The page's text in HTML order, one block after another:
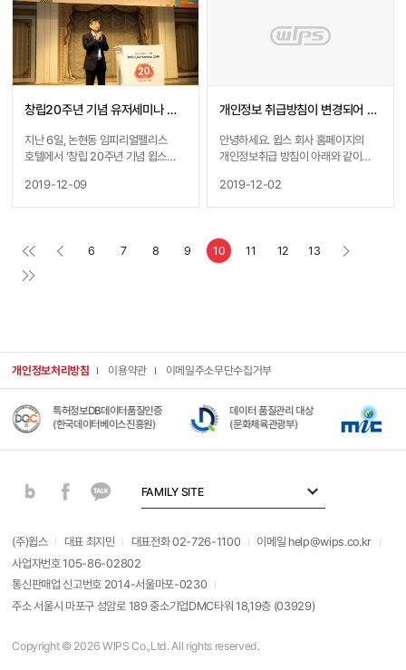
공유하는 자리입니다.올 해 행사는
코로나19로 인하여 시간대 별로
인원을 나누어 사전 참가신청을
접수하였고, 입장 시 발열체크, 마스크
착용 등 사회적 거리두기를 준수하며
진행되었습니다.안전을 위해 더 많은
분들을 초대하지 못한 점 양해해
업그레이드 된 모습으로, 업무에 큰
도움이 될 수 있는 행사로 찾아 뵙도록
내용은 윕스 블로그 아이디어 놀이터
특허관리시스템의 불편한 점을 해소할
수 있습니다. 더욱 자세한 내용은 윕스
ter/222392260675
창립20주년 기념 유저세미나 개최
지난 6일, 논현동 임피리얼팰리스
호텔에서 ‘창립 20주년 기념 윕스
유저세미나는 올 한해 윕스의
자리입니다. 특히 올해는 창립
20주년을 맞이하여 보다 많은 분들을
생각합니다. 앞으로도 저희 윕스는
고객 여러분들이 보내주신 응원과
성원에 힘입어, 보다 나은 서비스를
제공할 수 있도록 항상 발전해나가는
모습 보여드리겠습니다. 감사합니다.
*더욱 자세한 내용은 윕스 블로그
아이디어 놀이터
ster/221736121610) 에서
확인하실 수 있습니다.
2019-12-09
개인정보 취급방침이 변경되어 안내드립니다.
안녕하세요. 윕스 회사 홈페이지의
개인정보취급 방침이 아래와 같이
4조. 개인정보 처리위탁 [변경 전] -
상담 서비스 - 개인정보 이용기간 :
회원탈퇴시 혹은 위탁계약 종료시까지
회사는 홈페이지를 통해서 언제든지
등록되어 있는 고객의 개인정보를
열람하거나 정정을 요청 할 수 있도록
개인정보 열람, 정정,
처리정지고객님께서는 당사가
처리하는 개인정보에 대하여 열람,
언제든지 등록되어 있는 고객의
취하고 있습니다.제 12조.
C/S센터 - 담당자 : 배혜림 - TEL :
02-726-1105 - E-mail :
2.7공지일: 2019년 12월 2일 시행일:
2019-12-02
6 7 8 9 10 11 12 13
개인정보처리방침 이용약관 이메일주소무단수집거부
특허정보DB데이터품질인증
(한국데이터베이스진흥원)
데이터 품질관리 대상
(문화체육관광부)
(주)윕스 대표 최지민 대표전화 02-726-1100
이메일 help@wips.co.kr
사업자번호 105-86-02802
통신판매업 신고번호 2014-서울마포-0230
주소 서울시 마포구 성암로 189 중소기업DMC타워 18,19층 (03929)
Copyright © 2026 WIPS Co.,Ltd. All rights reserved.
FAMILY SITE